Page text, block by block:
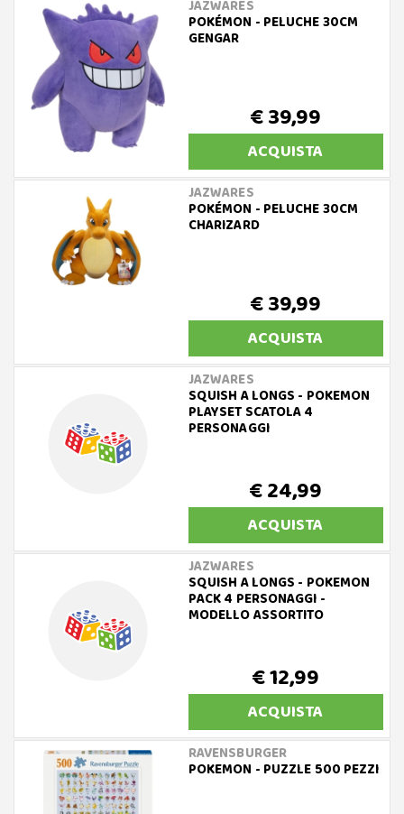
JAZWARES
POKÉMON - PELUCHE 30CM
GENGAR
€ 39,99
ACQUISTA
JAZWARES
POKÉMON - PELUCHE 30CM
CHARIZARD
€ 39,99
ACQUISTA
JAZWARES
SQUISH A LONGS - POKEMON
PLAYSET SCATOLA 4
PERSONAGGI
€ 24,99
ACQUISTA
JAZWARES
SQUISH A LONGS - POKEMON
PACK 4 PERSONAGGI -
MODELLO ASSORTITO
€ 12,99
ACQUISTA
RAVENSBURGER
POKEMON - PUZZLE 500 PEZZI